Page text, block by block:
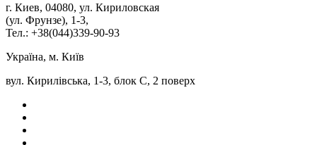
г. Киев, 04080, ул. Кириловская
(ул. Фрунзе), 1-3,
Тел.: +38(044)339-90-93
Україна, м. Київ
вул. Кирилівська, 1-3, блок С, 2 поверх